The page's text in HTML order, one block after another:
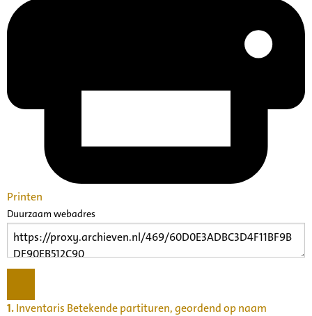
Printen
Duurzaam webadres
1.Inventaris Betekende partituren, geordend op naam